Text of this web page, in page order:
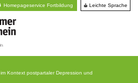
Homepageservice Fortbildung Leichte Sprache
Kontext postpartaler Depression und